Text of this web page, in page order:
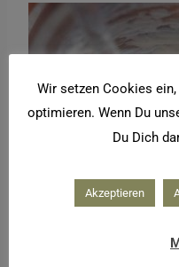
Wir setzen Cookies
optimieren. Wenn Du
Du Dich
Akzeptieren